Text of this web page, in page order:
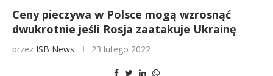
Ceny pieczywa w Polsce mogą wzrosnąć
dwukrotnie jeśli Rosja zaatakuje Ukrainę
przez ISB News 23 lutego 2022